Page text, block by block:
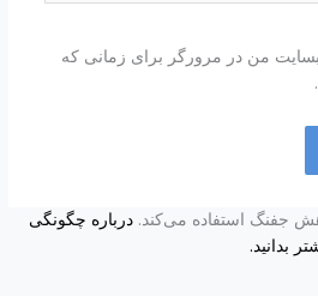
من در مرورگر برای زمانی که
جفنگ استفاده می‌کند.درباره چگونگی
بدانید.